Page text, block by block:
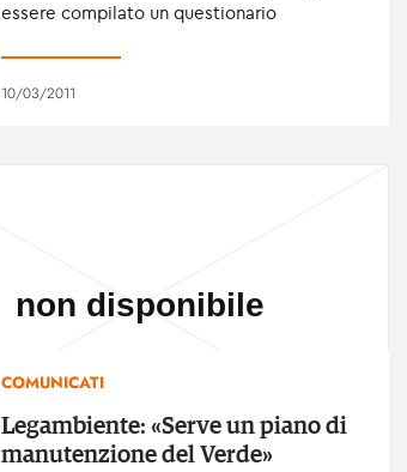
essere compilato un questionario
10/03/2011
COMUNICATI
Legambiente: «Serve un piano di
manutenzione del Verde»